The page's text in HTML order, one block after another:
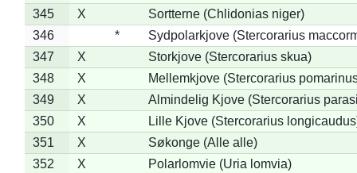
345
X
Sortterne (Chlidonias niger)
346
*
Sydpolarkjove (Stercorarius
347
X
Storkjove (Stercorarius skua)
348
X
Mellemkjove (Stercorarius
349
X
Almindelig Kjove (Stercorarius
350
X
Lille Kjove (Stercorarius
351
X
Søkonge (Alle alle)
352
X Polarlomvie (Uria lomvia)